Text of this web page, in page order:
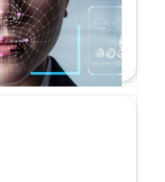
詳しく見る